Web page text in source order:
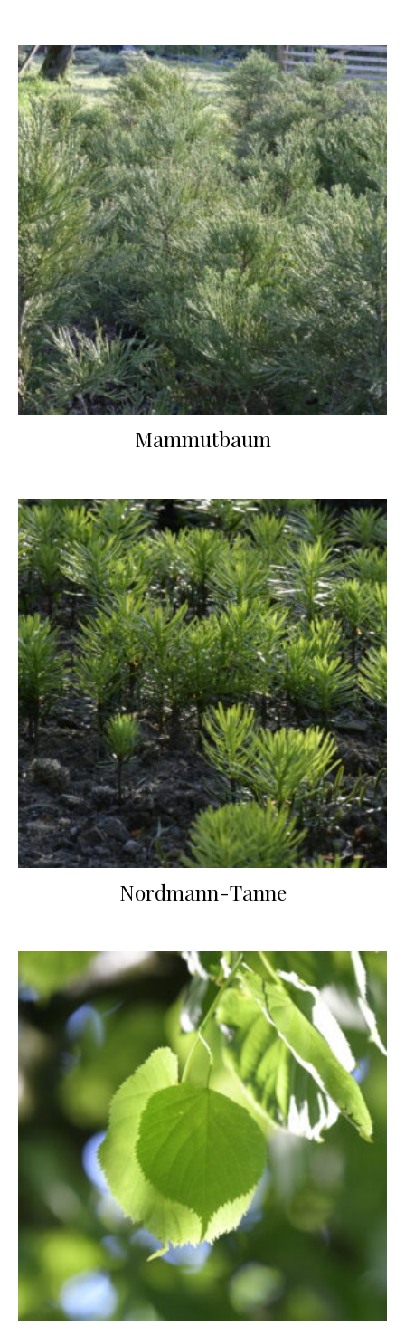
Mammutbaum
Nordmann-Tanne